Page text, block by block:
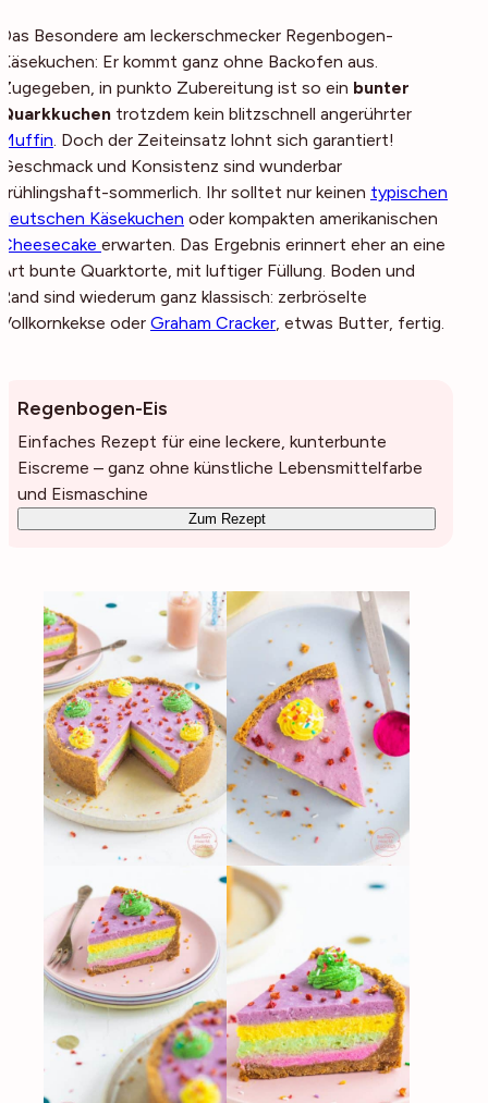
Das Besondere am leckerschmecker Regenbogen-
Käsekuchen: Er kommt ganz ohne Backofen aus.
Zugegeben, in punkto Zubereitung ist so ein bunter
Quarkkuchen trotzdem kein blitzschnell angerührter
Muffin. Doch der Zeiteinsatz lohnt sich garantiert!
Geschmack und Konsistenz sind wunderbar
frühlingshaft-sommerlich. Ihr solltet nur keinen typischen
deutschen Käsekuchen oder kompakten amerikanischen
Cheesecake erwarten. Das Ergebnis erinnert eher an eine
Art bunte Quarktorte, mit luftiger Füllung. Boden und
Rand sind wiederum ganz klassisch: zerbröselte
Vollkornkekse oder Graham Cracker, etwas Butter, fertig.
Regenbogen-Eis
Einfaches Rezept für eine leckere, kunterbunte
Eiscreme – ganz ohne künstliche Lebensmittelfarbe
und Eismaschine
Zum Rezept